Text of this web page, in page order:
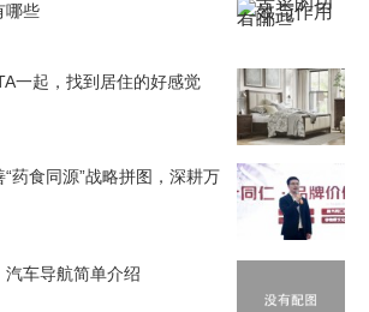
哪些
一起，找到居住的好感觉
药食同源”战略拼图，深耕万
车导航简单介绍